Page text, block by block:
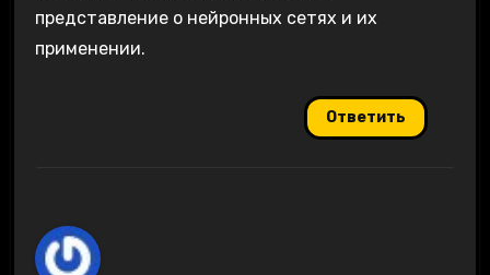
представление о нейронных сетях и их
применении.
Ответить